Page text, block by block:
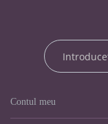
Contul meu